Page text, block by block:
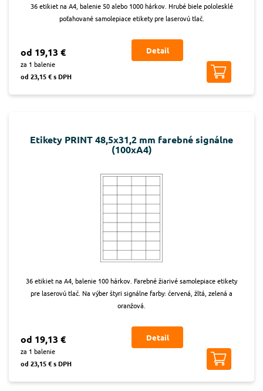
36 etikiet na A4, balenie 50 alebo 1000 hárkov. Hrubé biele pololesklé
poťahované samolepiace etikety pre laserovú tlač.
od 19,13 €
za 1 balenie
od 23,15 € s DPH
Detail
Etikety PRINT 48,5x31,2 mm farebné signálne
(100xA4)
36 etikiet na A4, balenie 100 hárkov. Farebné žiarivé samolepiace etikety
pre laserovú tlač. Na výber štyri signálne farby: červená, žltá, zelená a
oranžová.
od 19,13 €
za 1 balenie
od 23,15 € s DPH
Detail